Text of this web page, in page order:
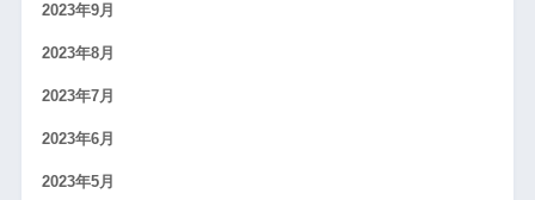
2023年9月
2023年8月
2023年7月
2023年6月
2023年5月